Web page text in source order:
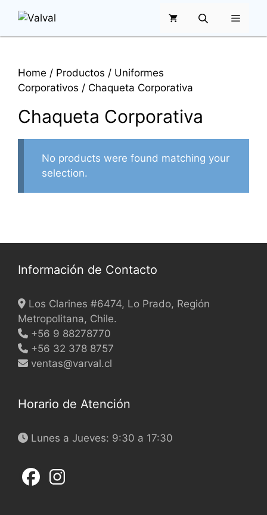
contenido
MENÚ
Home / Productos / Uniformes
Corporativos / Chaqueta Corporativa
Chaqueta Corporativa
No products were found matching your
selection.
Información de Contacto
Los Clarines #6474, Lo Prado, Región
Metropolitana, Chile.
+56 9 88278770
+56 32 378 8757
ventas@varval.cl
Horario de Atención
Lunes a Jueves: 9:30 a 17:30